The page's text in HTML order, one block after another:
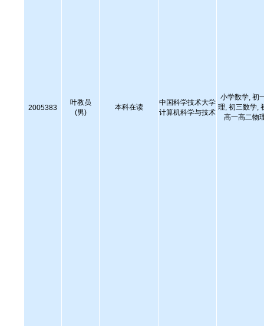
2005383
叶教员
(男)
本科在读
中国科学技术大学
计算机科学与技术
小学数学, 初
理, 初三数学,
高一高二物